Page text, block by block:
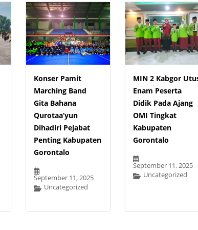
Konser Pamit
Marching Band
Gita Bahana
Qurotaa’yun
Dihadiri Pejabat
Penting Kabupaten
Gorontalo
September 11, 2025
Uncategorized
MIN 2 Kabgor
Enam Peserta
Didik Pada Ajang
OMI Tingkat
Kabupaten
Gorontalo
September 11, 2025
Uncategorized